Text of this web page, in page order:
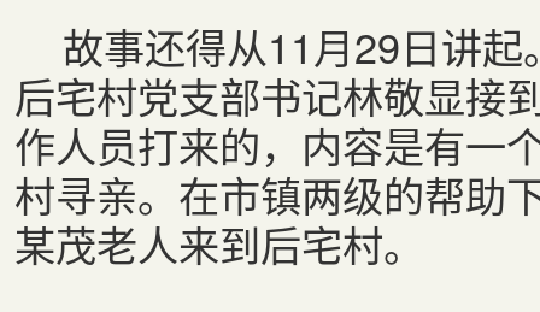
故事还得从11月29日讲起
后宅村党支部书记林敬显接
作人员打来的，内容是有一
村寻亲。在市镇两级的帮助
某茂老人来到后宅村。